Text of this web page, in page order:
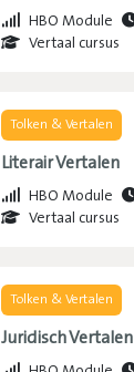
HBO Module
Vertaal cursus
Tolken & Vertalen
Literair Vertalen
HBO Module
Vertaal cursus
Tolken & Vertalen
Juridisch Vertalen